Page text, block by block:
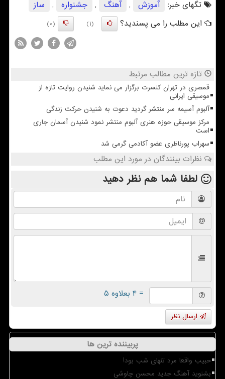
تگهای خبر:
آموزش , آهنگ , جشنواره ,
ساز
این مطلب را می پسندید؟
(1)
(0)
تازه ترین مطالب مرتبط
قمصری در تهران کنسرت برگزار می نماید شنیدن روایت تازه از
موسیقی ایرانی
آلبوم آسیمه سر منتشر گردید دعوت به شنیدن حرکت زندگی
مرکز موسیقی حوزه هنری آلبوم منتشر نمود شنیدن آسمان جاری
است
سهراب پورناظری عضو آکادمی گرمی شد
نظرات بینندگان در مورد این مطلب
لطفا شما همنظر دهید
= ۴ بعلاوه ۵
ارسال نظر
پربیننده ترین ها
حبیب واقعا مرد تنهای شب بود!
بشنوید آهنگ جدید محسن چاوشی